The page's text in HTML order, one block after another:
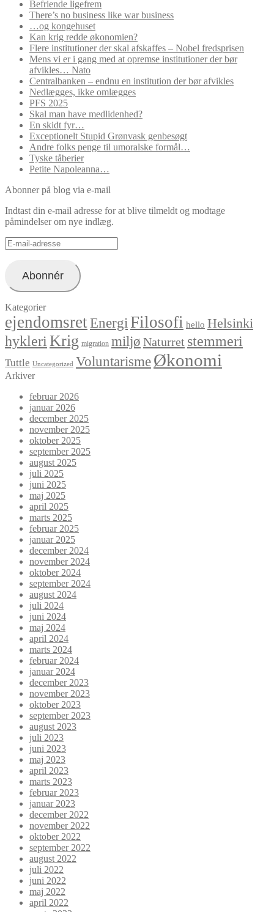
Befriende ligefrem
There’s no business like war business
…og kongehuset
Kan krig redde økonomien?
Flere institutioner der skal afskaffes – Nobel fredsprisen
Mens vi er i gang med at opremse institutioner der bør
afvikles… Nato
Centralbanken – endnu en institution der bør afvikles
Nedlægges, ikke omlægges
PFS 2025
Skal man have medlidenhed?
En skidt fyr…
Exceptionelt Stupid Grønvask genbesøgt
Andre folks penge til umoralske formål…
Tyske tåberier
Petite Napoleanna…
Abonner på blog via e-mail
Indtast din e-mail adresse for at blive tilmeldt og modtage
påmindelser om nye indlæg.
E-
mail-
Abonnér
Kategorier
ejendomsretEnergi Filosofi hello Helsinki
hykleri Krig migration miljø Naturret stemmeri
Tuttle Uncategorized VoluntarismeØkonomi
Arkiver
februar 2026
januar 2026
december 2025
november 2025
oktober 2025
september 2025
august 2025
juli 2025
juni 2025
maj 2025
april 2025
marts 2025
februar 2025
januar 2025
december 2024
november 2024
oktober 2024
september 2024
august 2024
juli 2024
juni 2024
maj 2024
april 2024
marts 2024
februar 2024
januar 2024
december 2023
november 2023
oktober 2023
september 2023
august 2023
juli 2023
juni 2023
maj 2023
april 2023
marts 2023
februar 2023
januar 2023
december 2022
november 2022
oktober 2022
september 2022
august 2022
juli 2022
juni 2022
maj 2022
april 2022